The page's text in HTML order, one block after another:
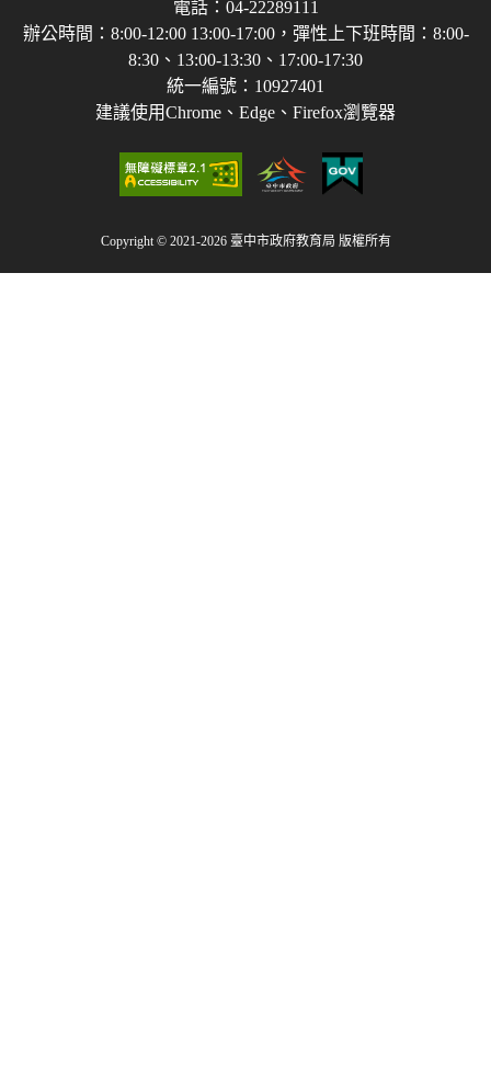
電話：04-22289111
辦公時間：8:00-12:00 13:00-17:00，彈性上下班時間：8:00-
8:30、13:00-13:30、17:00-17:30
統一編號：10927401
建議使用Chrome、Edge、Firefox瀏覽器
Copyright © 2021-2026 臺中市政府教育局 版權所有